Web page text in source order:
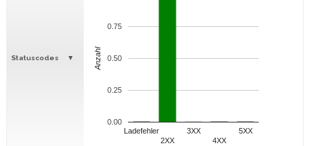
Statuscodes
Ladefehler
2XX
3XX
4XX
5XX
0.00
0.25
0.50
0.75
Anzahl